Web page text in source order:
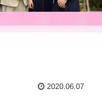
2020.06.07